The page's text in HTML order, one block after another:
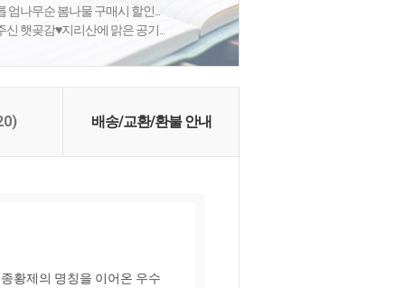
나무순 봄나물 구매시 할인...
햇곶감♥지리산에 맑은 공기...
배송/교환/환불 안내
황제의 명칭을 이어온 우수